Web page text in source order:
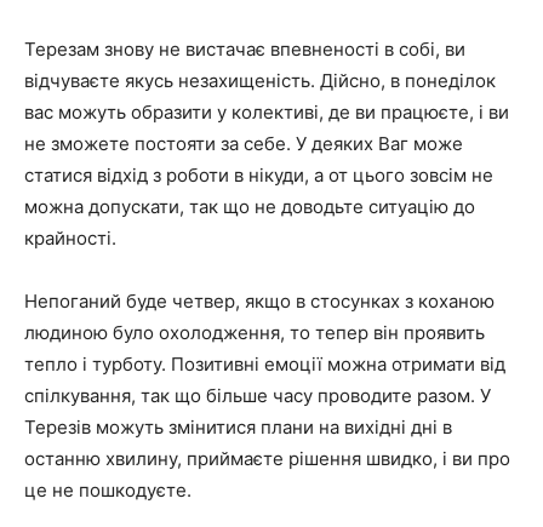
Терезам знову не вистачає впевненості в собі, ви
відчуваєте якусь незахищеність. Дійсно, в понеділок
вас можуть образити у колективі, де ви працюєте, і ви
не зможете постояти за себе. У деяких Ваг може
статися відхід з роботи в нікуди, а от цього зовсім не
можна допускати, так що не доводьте ситуацію до
крайності.
Непоганий буде четвер, якщо в стосунках з коханою
людиною було охолодження, то тепер він проявить
тепло і турботу. Позитивні емоції можна отримати від
спілкування, так що більше часу проводите разом. У
Терезів можуть змінитися плани на вихідні дні в
останню хвилину, приймаєте рішення швидко, і ви про
це не пошкодуєте.